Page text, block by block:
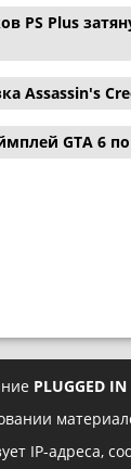
PS Plus
Assassin's
GTA 6
PLUGGED IN
IP-адреса,